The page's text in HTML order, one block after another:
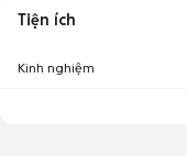
Tiện ích
Kinh nghiệm